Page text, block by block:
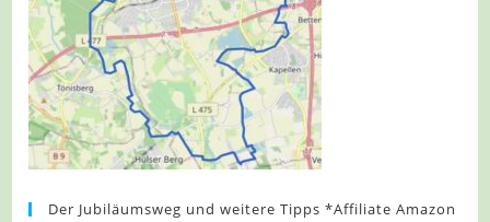
Der Jubiläumsweg und weitere Tipps *Affiliate Amazon